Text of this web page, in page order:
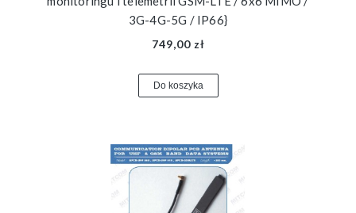
3G-4G-5G / IP66}
749,00 zł
Do koszyka